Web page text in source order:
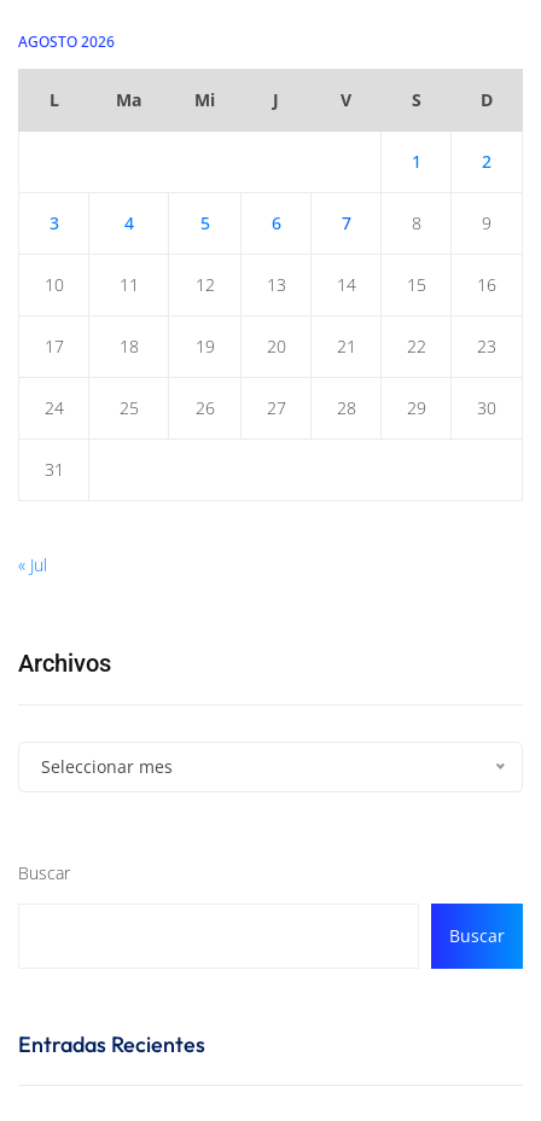
AGOSTO 2026
L Ma Mi J V S D
1 2
3 4 5 6 7 8 9
10 11 12 13 14 15 16
17 18 19 20 21 22 23
24 25 26 27 28 29 30
31
« Jul
Archivos
Seleccionar mes
Buscar
Buscar
Entradas Recientes